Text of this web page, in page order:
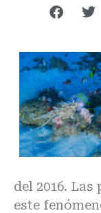
del 2016.
este